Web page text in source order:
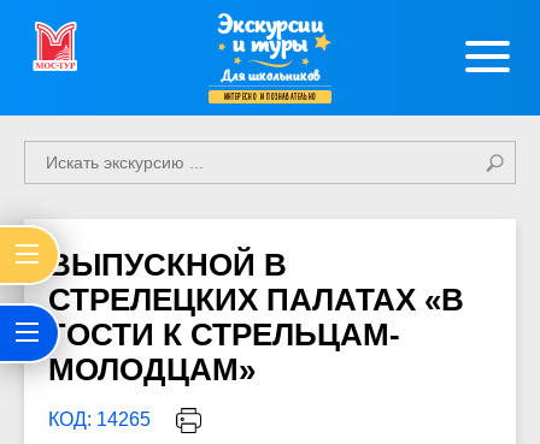
Экскурсии
и туры
Для школьников
интересно и познавательно
ВЫПУСКНОЙ В
СТРЕЛЕЦКИХ ПАЛАТАХ «В
ГОСТИ К СТРЕЛЬЦАМ-
МОЛОДЦАМ»
КОД: 14265